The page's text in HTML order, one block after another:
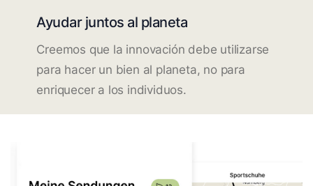
Ayudar juntos al planeta
Creemos que la innovación debe utilizarse
para hacer un bien al planeta, no para
enriquecer a los individuos.